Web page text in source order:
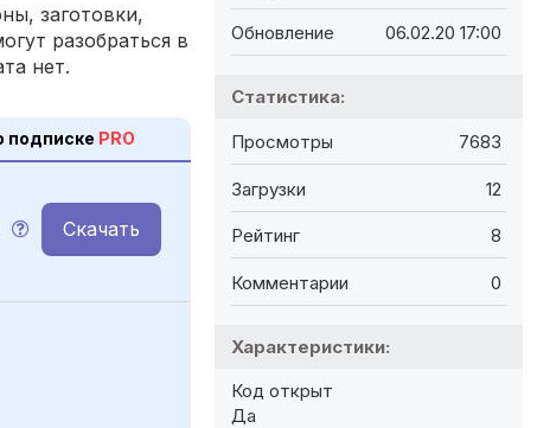
заготовки,
разобраться в
нет.
подписке PRO
Скачать
Обновление 06.02.20 17:00
Статистика:
Просмотры 7683
Загрузки 12
Рейтинг 8
Комментарии 0
Характеристики:
Код открыт
Да